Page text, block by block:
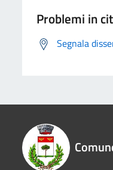
Problemi in
Segnala